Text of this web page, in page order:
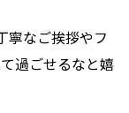
寧なご挨拶やフ
過ごせるなと嬉